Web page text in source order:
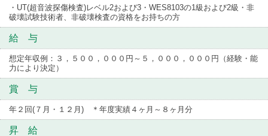
・UT(超音波探傷検査)レベル2および3・WES8103の1級および2級・非
破壊試験技術者、非破壊検査の資格をお持ちの方
給 与
想定年収例：３，５００，０００円～５，０００，０００円（経験・能
力により決定）
賞 与
年２回(７月・１２月) ＊年度実績４ヶ月～８ヶ月分
昇 給